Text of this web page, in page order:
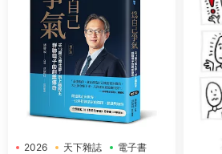
2026 天下雜誌 電子書